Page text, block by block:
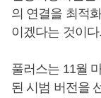
의 연결을 최적
이겠다는 것이다.
풀러스는 11월
된 시범 버전을